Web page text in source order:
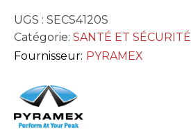
UGS : SECS4120S
Catégorie: SANTÉ ET SÉCURITÉ
Fournisseur: PYRAMEX